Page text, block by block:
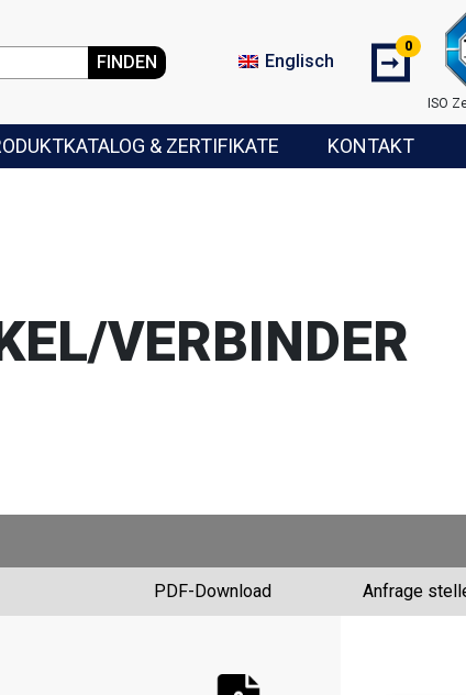
FINDEN Englisch ➞
0
ISO
& ZERTIFIKATE KONTAKT
VERBINDER
PDF-Download Anfrage